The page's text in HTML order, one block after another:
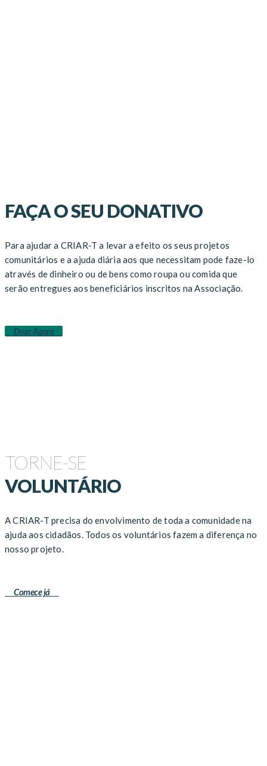
FAÇA O SEU DONATIVO
Para ajudar a CRIAR-T a levar a efeito os seus projetos
comunitários e a ajuda diária aos que necessitam pode faze-lo
através de dinheiro ou de bens como roupa ou comida que
serão entregues aos beneficiários inscritos na Associação.
Doar Agora
TORNE-SE
VOLUNTÁRIO
A CRIAR-T precisa do envolvimento de toda a comunidade na
ajuda aos cidadãos. Todos os voluntários fazem a diferença no
nosso projeto.
Comece já